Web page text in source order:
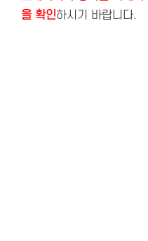
을 확인하시기 바랍니다.